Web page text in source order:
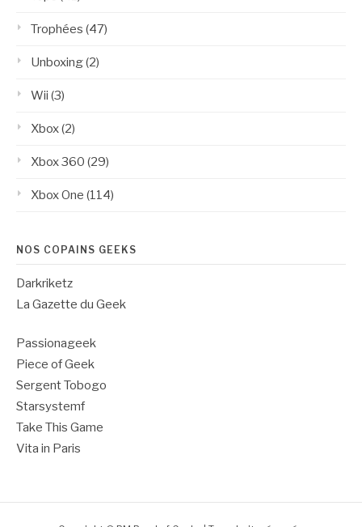
Trophées (47)
Unboxing(2)
Wii (3)
Xbox(2)
Xbox 360 (29)
Xbox One (114)
NOS COPAINS GEEKS
Darkriketz
La Gazette du Geek
Passionageek
Piece of Geek
Sergent Tobogo
Starsystemf
Take This Game
Vita in Paris